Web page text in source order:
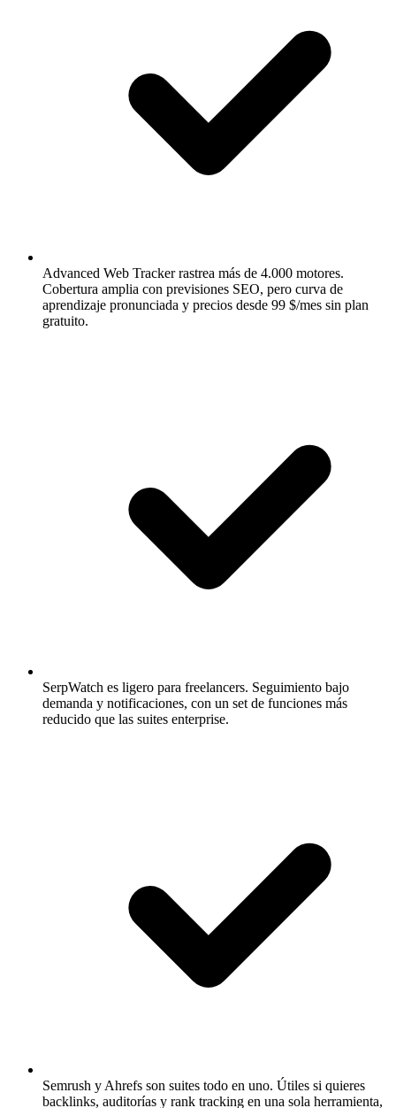
Advanced Web Tracker rastrea más de 4.000 motores.
Cobertura amplia con previsiones SEO, pero curva de
aprendizaje pronunciada y precios desde 99 $/mes sin plan
gratuito.
SerpWatch es ligero para freelancers. Seguimiento bajo
demanda y notificaciones, con un set de funciones más
reducido que las suites enterprise.
Semrush y Ahrefs son suites todo en uno. Útiles si quieres
backlinks, auditorías y rank tracking en una sola herramienta,